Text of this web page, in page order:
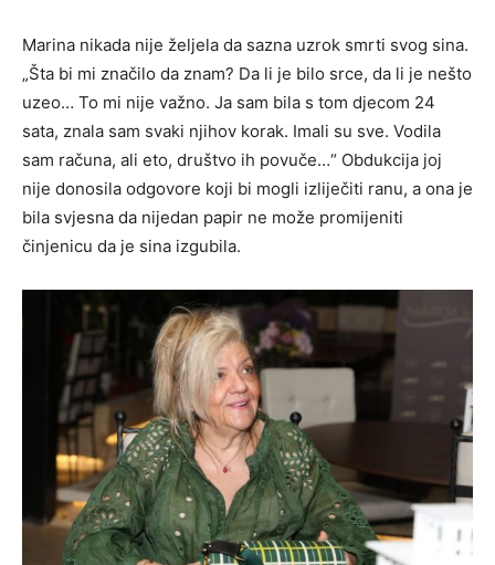
Marina nikada nije željela da sazna uzrok smrti svog sina.
„Šta bi mi značilo da znam? Da li je bilo srce, da li je nešto
uzeo… To mi nije važno. Ja sam bila s tom djecom 24
sata, znala sam svaki njihov korak. Imali su sve. Vodila
sam računa, ali eto, društvo ih povuče…“ Obdukcija joj
nije donosila odgovore koji bi mogli izliječiti ranu, a ona je
bila svjesna da nijedan papir ne može promijeniti
činjenicu da je sina izgubila.